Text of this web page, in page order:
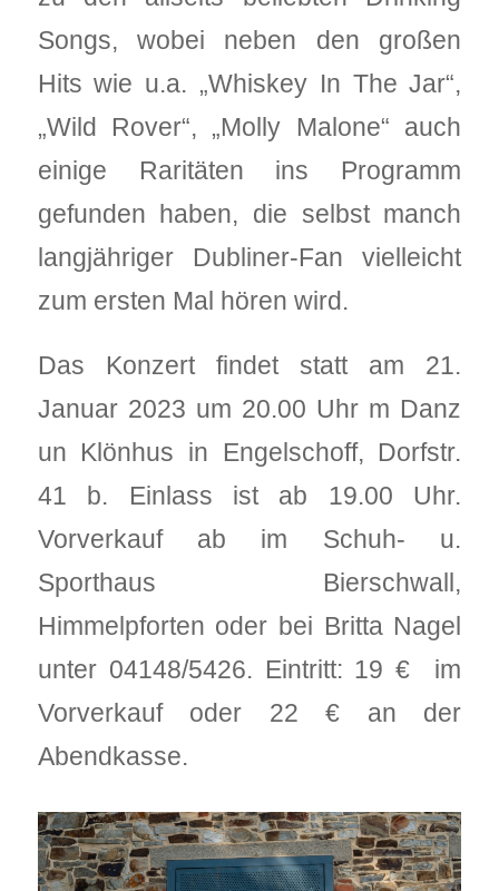
Songs, wobei neben den großen
Hits wie u.a. „Whiskey In The Jar“,
„Wild Rover“, „Molly Malone“ auch
einige Raritäten ins Programm
gefunden haben, die selbst manch
langjähriger Dubliner-Fan vielleicht
zum ersten Mal hören wird.
Das Konzert findet statt am 21.
Januar 2023 um 20.00 Uhr m Danz
un Klönhus in Engelschoff, Dorfstr.
41 b. Einlass ist ab 19.00 Uhr.
Vorverkauf ab im Schuh- u.
Sporthaus Bierschwall,
Himmelpforten oder bei Britta Nagel
unter 04148/5426. Eintritt: 19 € im
Vorverkauf oder 22 € an der
Abendkasse.